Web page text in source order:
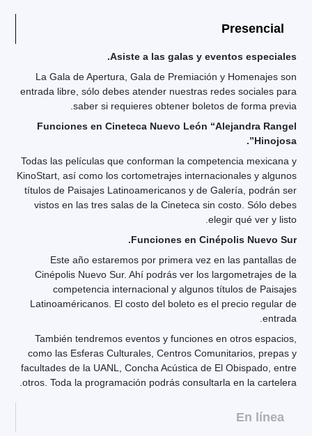
Presencial
Asiste a las galas y eventos especiales.
La Gala de Apertura, Gala de Premiación y Homenajes son
entrada libre, sólo debes atender nuestras redes sociales para
saber si requieres obtener boletos de forma previa.
Funciones en Cineteca Nuevo León “Alejandra Rangel
Hinojosa”.
Todas las películas que conforman la competencia mexicana y
KinoStart, así como los cortometrajes internacionales y algunos
títulos de Paisajes Latinoamericanos y de Galería, podrán ser
vistos en las tres salas de la Cineteca sin costo. Sólo debes
elegir qué ver y listo.
Funciones en Cinépolis Nuevo Sur.
Este año estaremos por primera vez en las pantallas de
Cinépolis Nuevo Sur. Ahí podrás ver los largometrajes de la
competencia internacional y algunos títulos de Paisajes
Latinoaméricanos. El costo del boleto es el precio regular de
entrada.
También tendremos eventos y funciones en otros espacios,
como las Esferas Culturales, Centros Comunitarios, prepas y
facultades de la UANL, Concha Acústica de El Obispado, entre
otros. Toda la programación podrás consultarla en la cartelera.
En línea